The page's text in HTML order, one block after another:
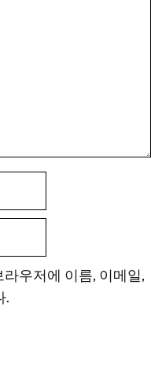
우저에 이름, 이메일,
.